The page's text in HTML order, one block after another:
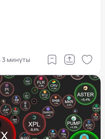
3 минуты